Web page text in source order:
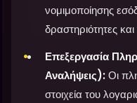
νομιμοποίησης
δραστηριότητες
Επεξεργασία
Αναλήψεις):Οι
στοιχεία του